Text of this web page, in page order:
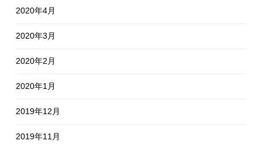
2020年4月
2020年3月
2020年2月
2020年1月
2019年12月
2019年11月